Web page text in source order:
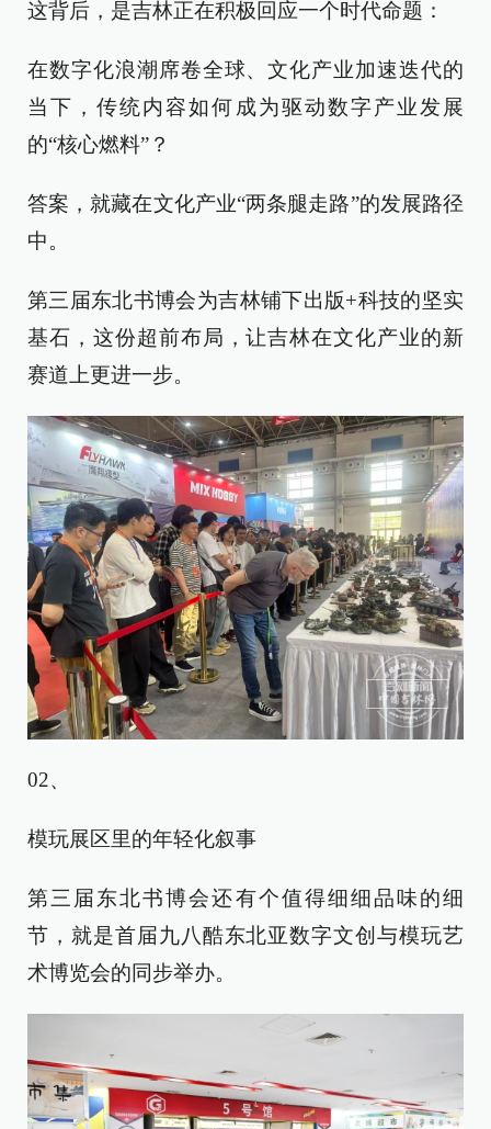
这背后，是吉林正在积极回应一个时代命题：
在数字化浪潮席卷全球、文化产业加速迭代的
当下，传统内容如何成为驱动数字产业发展
的“核心燃料”？
答案，就藏在文化产业“两条腿走路”的发展路径
中。
第三届东北书博会为吉林铺下出版+科技的坚实
基石，这份超前布局，让吉林在文化产业的新
赛道上更进一步。
02、
模玩展区里的年轻化叙事
第三届东北书博会还有个值得细细品味的细
节，就是首届九八酷东北亚数字文创与模玩艺
术博览会的同步举办。